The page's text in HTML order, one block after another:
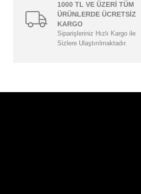
1000 TL VE ÜZERİ TÜM
ÜRÜNLERDE ÜCRETSİZ
KARGO
Siparişleriniz Hızlı Kargo ile
Sizlere Ulaştırılmaktadır.